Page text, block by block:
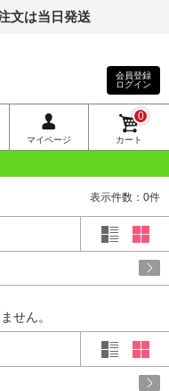
文は当日発送
会員登録
ログイン
マイページ カート
0
表示件数：0件
せん。